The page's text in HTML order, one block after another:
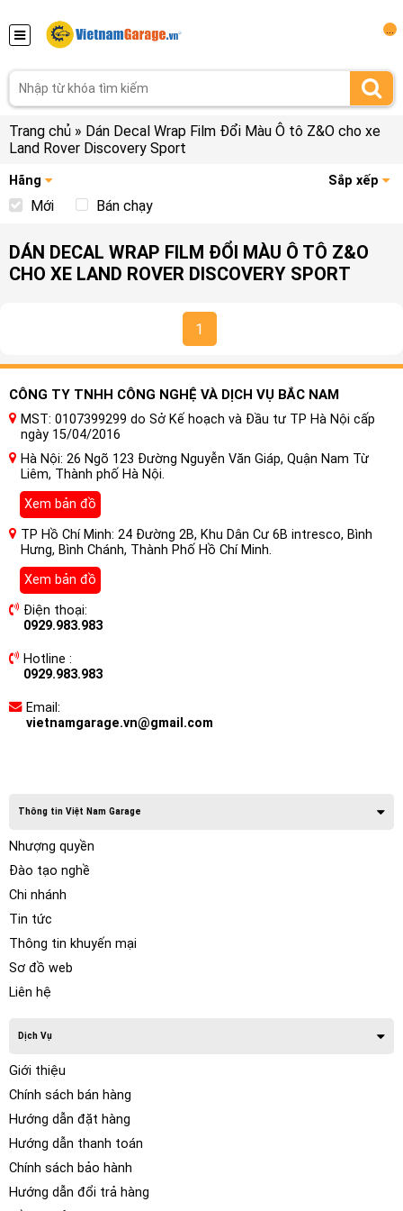
Trang chủ » Dán Decal Wrap Film Đổi Màu Ô tô Z&O cho xe
Land Rover Discovery Sport
Hãng Sắp xếp
Mới Bán chạy
DÁN DECAL WRAP FILM ĐỔI MÀU Ô TÔ Z&O
CHO XE LAND ROVER DISCOVERY SPORT
1
CÔNG TY TNHH CÔNG NGHỆ VÀ DỊCH VỤ BẮC NAM
MST: 0107399299 do Sở Kế hoạch và Đầu tư TP Hà Nội cấp
ngày 15/04/2016
Hà Nội: 26 Ngõ 123 Đường Nguyễn Văn Giáp, Quận Nam Từ
Liêm, Thành phố Hà Nội.
Xem bản đồ
TP Hồ Chí Minh: 24 Đường 2B, Khu Dân Cư 6B intresco, Bình
Hưng, Bình Chánh, Thành Phố Hồ Chí Minh.
Xem bản đồ
Điện thoại:
0929.983.983
Hotline :
0929.983.983
Email:
vietnamgarage.vn@gmail.com
Thông tin Việt Nam Garage
Nhượng quyền
Đào tạo nghề
Chi nhánh
Tin tức
Thông tin khuyến mại
Sơ đồ web
Liên hệ
Dịch Vụ
Giới thiệu
Chính sách bán hàng
Hướng dẫn đặt hàng
Hướng dẫn thanh toán
Chính sách bảo hành
Hướng dẫn đổi trả hàng